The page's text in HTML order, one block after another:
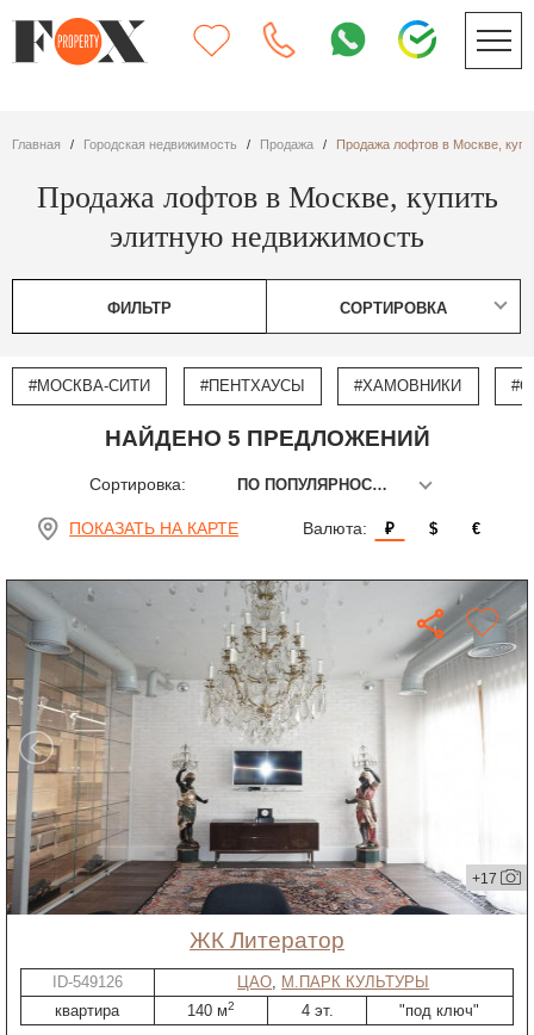
Главная Городская недвижимость Продажа Продажа лофтов в Москве,
Продажа лофтов в Москве, купить
элитную недвижимость
ФИЛЬТР СОРТИРОВКА
#МОСКВА-СИТИ #ПЕНТХАУСЫ #ХАМОВНИКИ
НАЙДЕНО 5 ПРЕДЛОЖЕНИЙ
Сортировка: ПО ПОПУЛЯРНОСТИ
ПОКАЗАТЬ НА КАРТЕ Валюта: ₽ $ €
+17
ЖК Литератор
ID-549126 ЦАО, М.ПАРК КУЛЬТУРЫ
квартира
140 м2 4 эт. "под ключ"